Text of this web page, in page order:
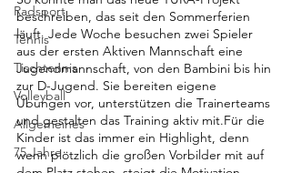
Radsport
Tennis
Tischtennis
Volleyball
Allgemeines
75 Jahre
beschreiben, das seit den Sommerferien
läuft. Jede Woche besuchen zwei Spieler
aus der ersten Aktiven Mannschaft eine
Jugendmannschaft, von den Bambini bis hin
zur D-Jugend. Sie bereiten eigene
Übungen vor, unterstützen die Trainerteams
und gestalten das Training aktiv mit.Für die
Kinder ist das immer ein Highlight, denn
wenn plötzlich die großen Vorbilder mit auf